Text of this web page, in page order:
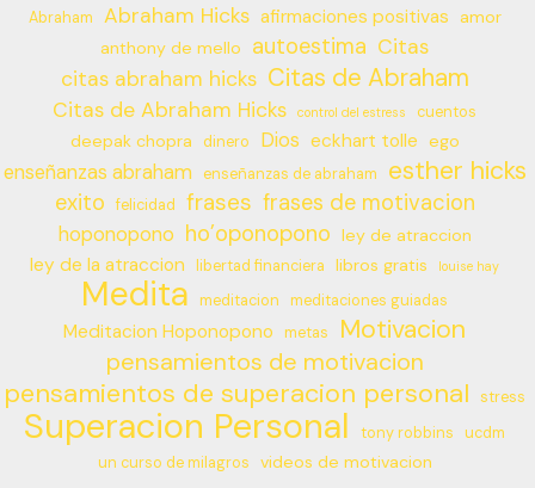
Abraham Abraham Hicks afirmaciones positivas
amor
anthony de mello
autoestima Citas
citas abraham hicks Citas de Abraham
Citas de Abraham Hicks control del estress cuentos
deepak chopra dinero Dios eckhart tolle ego
enseñanzas abraham enseñanzas de abraham esther hicks
exito felicidad frases frases de motivacion
hoponopono ho’oponopono ley de atraccion
ley de la atraccion libertad financiera libros gratis louise hay
Medita meditacion meditaciones guiadas
Meditacion Hoponopono metas Motivacion
pensamientos de motivacion
pensamientos de superacion personal stress
Superacion Personal tony robbins
ucdm
un curso de milagros
videos de motivacion